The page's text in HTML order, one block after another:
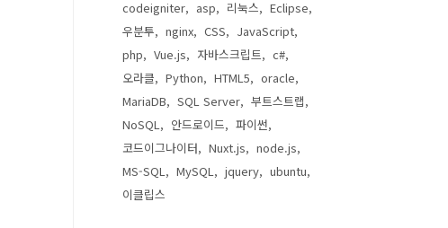
codeigniter asp 리눅스
Eclipse
우분투
nginx CSS
JavaScript
php
Vue.js 자바스크립트
c#
오라클
Python HTML5
oracle
MariaDB
SQL Server
부트스트랩
NoSQL
안드로이드
파이썬
코드이그나이터
Nuxt.js
node.js
MS-SQL
MySQL jquery
ubuntu
이클립스